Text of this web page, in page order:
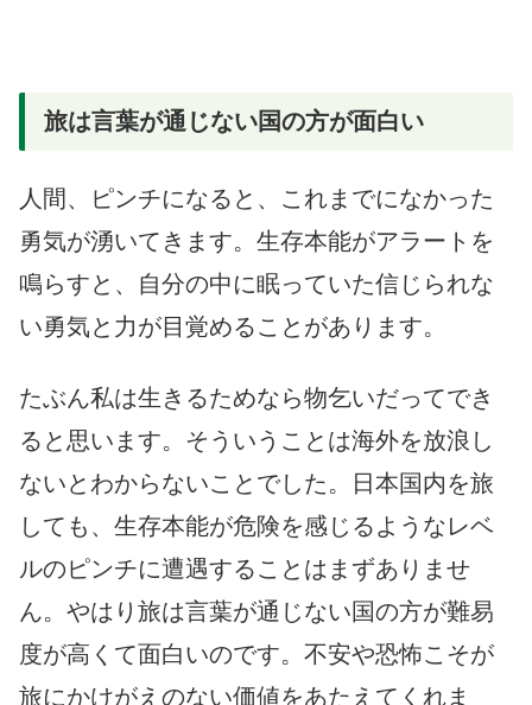
旅は言葉が通じない国の方が面白い
人間、ピンチになると、これまでになかった
勇気が湧いてきます。生存本能がアラートを
鳴らすと、自分の中に眠っていた信じられな
い勇気と力が目覚めることがあります。
たぶん私は生きるためなら物乞いだってでき
ると思います。そういうことは海外を放浪し
ないとわからないことでした。日本国内を旅
しても、生存本能が危険を感じるようなレベ
ルのピンチに遭遇することはまずありませ
ん。やはり旅は言葉が通じない国の方が難易
度が高くて面白いのです。不安や恐怖こそが
旅にかけがえのない価値をあたえてくれま